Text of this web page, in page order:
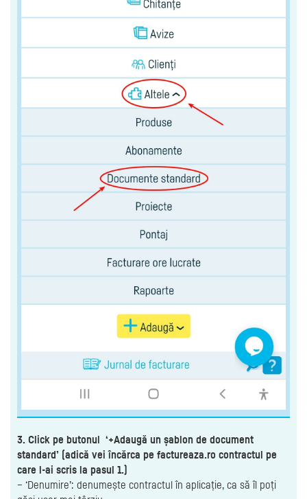
3. Click pe butonul ‘+Adaugă un șablon de document
standard’ (adică vei încărca pe factureaza.ro contractul pe
care l-ai scris la pasul 1.)
– ‘Denumire’: denumește contractul în aplicație, ca să îl poți